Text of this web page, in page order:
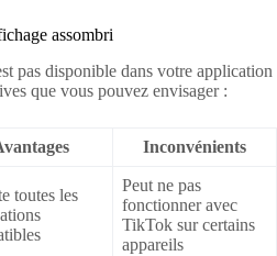
assombri
pas disponible dans votre application
que vous pouvez envisager :
Inconvénients
toutes les
Peut ne pas
fonctionner avec
TikTok sur certains
appareils